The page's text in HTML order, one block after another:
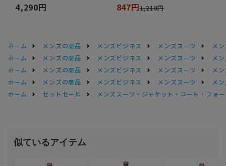
4,290円 847円1,210円
ホーム メンズの商品 メンズビジネス メンズスーツ
メ
ホーム
メンズの商品 メンズビジネス メンズスーツ
メ
ホーム
メンズの商品 メンズビジネス メンズスーツ
メ
ホーム
メンズの商品 メンズビジネス メンズスーツ
メ
ホーム
セットセール メンズスーツ・ジャケット・コート・フォ